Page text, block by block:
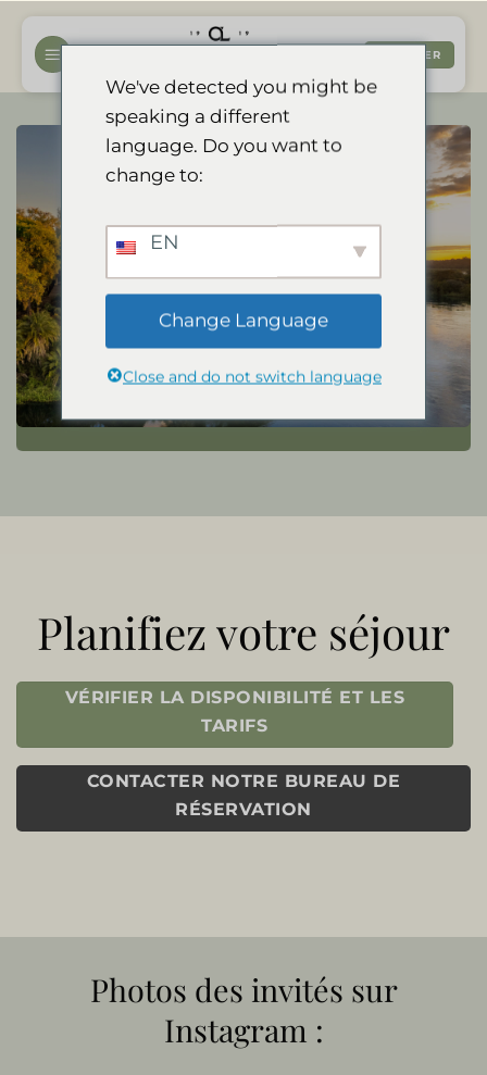
Passer
contenu
RÉSERVER
Planifiez votre séjour
VÉRIFIER LA DISPONIBILITÉ ET LES
TARIFS
CONTACTER NOTRE BUREAU DE
RÉSERVATION
Photos des invités sur
Instagram :
We've detected you might be
speaking a different
language. Do you want to
change to:
EN
Change Language
Close and do not switch language